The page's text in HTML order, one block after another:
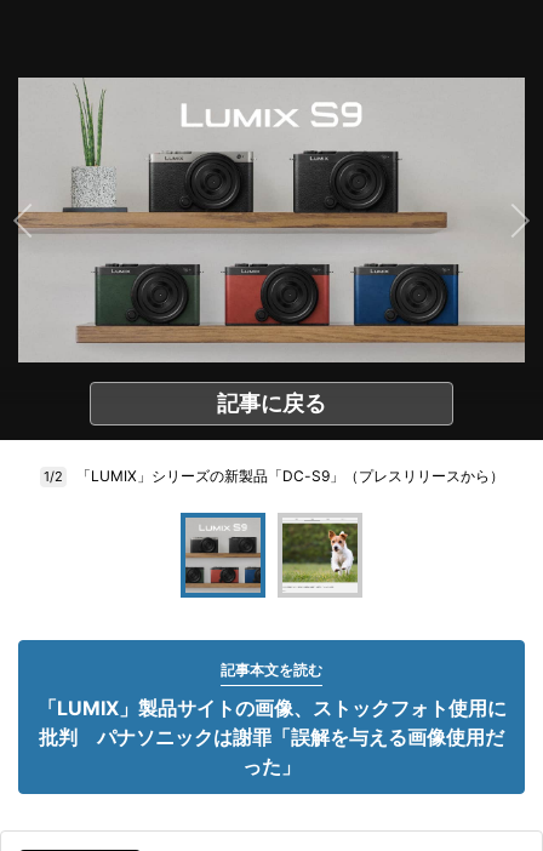
記事に戻る
1/2 「LUMIX」シリーズの新製品「DC-S9」（プレスリリースから）
記事本文を読む
「LUMIX」製品サイトの画像、ストックフォト使用に
批判 パナソニックは謝罪「誤解を与える画像使用だ
った」